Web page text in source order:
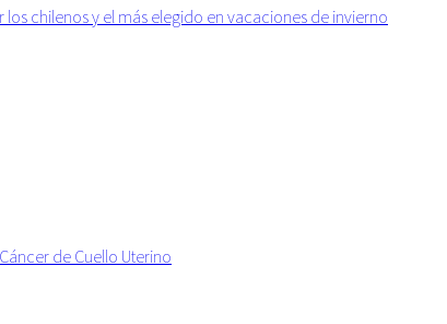
chilenos y el más elegido en vacaciones de invierno
de Cuello Uterino